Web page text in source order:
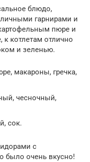
блюдо,
гарнирами и
пюре и
котлетам отлично
и зеленью.
макароны, гречка,
чесночный,
сок.
с
было очень вкусно!